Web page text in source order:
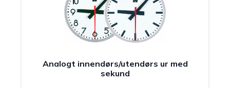
Analogt innendørs/utendørs ur med
sekund